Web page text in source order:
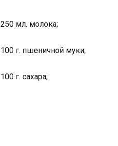
250 мл. молока;
100 г. пшеничной муки;
100 г. сахара;